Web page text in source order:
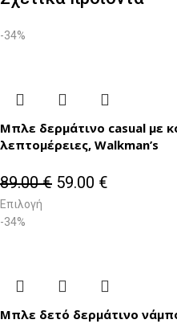
-34%
Μπλε δερμάτινο casual με
λεπτομέρειες, Walkman’s
89.00€ 59.00 €
Επιλογή
-34%
Μπλε δετό δερμάτινο